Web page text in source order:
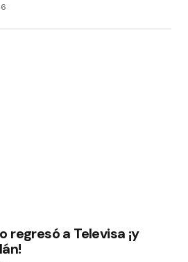
regresó a Televisa ¡y